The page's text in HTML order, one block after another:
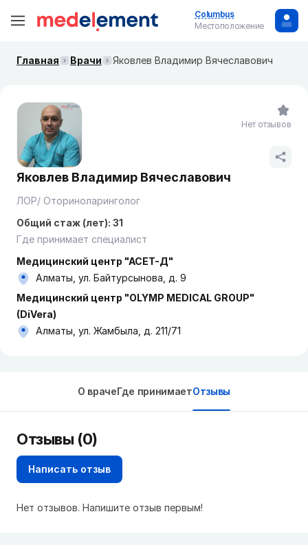
Columbus
Местоположение
Главная Врачи Яковлев Владимир Вячеславович
Яковлев Владимир Вячеславович
ЛОР/ Оториноларинголог
Общий стаж (лет): 31
Где принимает специалист
Медицинский центр "АСЕТ-Д"
Алматы, ул. Байтурсынова, д. 9
Медицинский центр "OLYMP MEDICAL GROUP"
(DiVera)
Алматы, ул. Жамбыла, д. 211/71
Нет отзывов
О врачеГде принимаетОтзывы
Отзывы (0)
Написать отзыв
Нет отзывов. Напишите отзыв первым!